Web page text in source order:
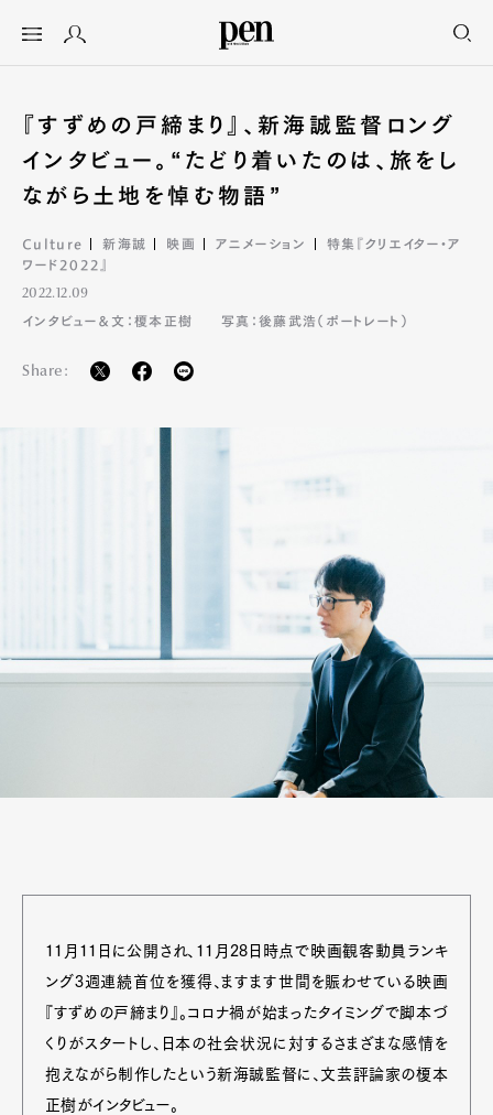
『すずめの戸締まり』、新海誠監督ロング
インタビュー。“たどり着いたのは、旅をし
ながら土地を悼む物語”
Culture 新海誠 映画 アニメーション
特集『クリエイター・ア
ワード2022』
2022.12.09
インタビュー＆文：榎本正樹
写真：後藤武浩（ポートレート）
Share:
11月11日に公開され、11月28日時点で映画観客動員ランキ
ング3週連続首位を獲得、ますます世間を賑わせている映画
『すずめの戸締まり』。コロナ禍が始まったタイミングで脚本づ
くりがスタートし、日本の社会状況に対するさまざまな感情を
抱えながら制作したという新海誠監督に、文芸評論家の榎本
正樹がインタビュー。